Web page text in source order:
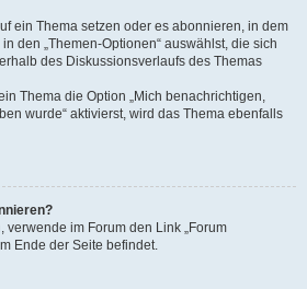
ein Thema setzen oder es abonnieren, in dem
den „Themen-Optionen“ auswählst, die sich
des Diskussionsverlaufs des Themas
Thema die Option „Mich benachrichtigen,
wurde“ aktivierst, wird das Thema ebenfalls
verwende im Forum den Link „Forum
Ende der Seite befindet.